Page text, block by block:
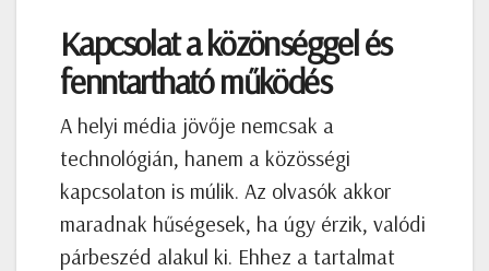
Kapcsolat a közönséggel és
fenntartható működés
A helyi média jövője nemcsak a
technológián, hanem a közösségi
kapcsolaton is múlik. Az olvasók akkor
maradnak hűségesek, ha úgy érzik, valódi
párbeszéd alakul ki. Ehhez a tartalmat